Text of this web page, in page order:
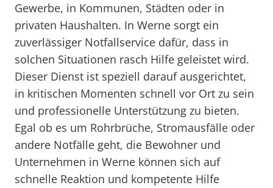
Gewerbe, in Kommunen, Städten oder in
privaten Haushalten. In Werne sorgt ein
zuverlässiger Notfallservice dafür, dass in
solchen Situationen rasch Hilfe geleistet wird.
Dieser Dienst ist speziell darauf ausgerichtet,
in kritischen Momenten schnell vor Ort zu sein
und professionelle Unterstützung zu bieten.
Egal ob es um Rohrbrüche, Stromausfälle oder
andere Notfälle geht, die Bewohner und
Unternehmen in Werne können sich auf
schnelle Reaktion und kompetente Hilfe